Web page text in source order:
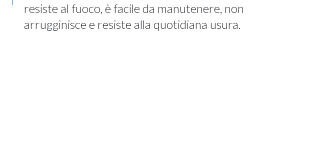
resiste al fuoco, è facile da manutenere, non
arrugginisce e resiste alla quotidiana usura.